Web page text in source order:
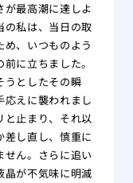
最高潮に達しよ
の私は、当日の取
、いつものよう
に立ちました。
うとしたその瞬
応えに襲われまし
と止まり、それ以
し直し、慎重に
せん。さらに追い
晶が不気味に明滅